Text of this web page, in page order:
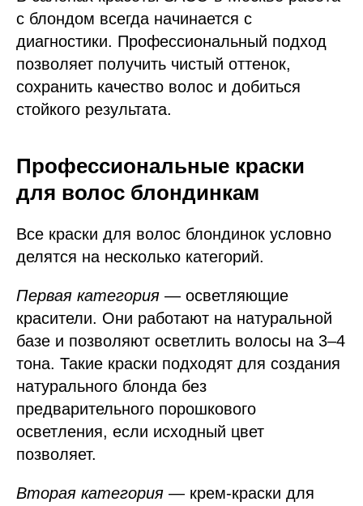
с блондом всегда начинается с
диагностики. Профессиональный подход
позволяет получить чистый оттенок,
сохранить качество волос и добиться
стойкого результата.
Профессиональные краски
для волос блондинкам
Все краски для волос блондинок условно
делятся на несколько категорий.
Первая категория — осветляющие
красители. Они работают на натуральной
базе и позволяют осветлить волосы на 3–4
тона. Такие краски подходят для создания
натурального блонда без
предварительного порошкового
осветления, если исходный цвет
позволяет.
Вторая категория — крем-краски для